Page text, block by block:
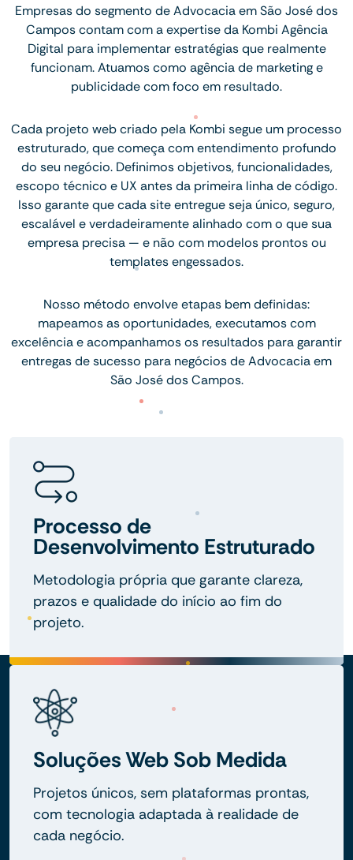
Empresas do segmento de Advocacia em São José dos
Campos contam com a expertise da Kombi Agência
Digital para implementar estratégias que realmente
funcionam. Atuamos como agência de marketing e
publicidade com foco em resultado.
Cada projeto web criado pela Kombi segue um processo
estruturado, que começa com entendimento profundo
do seu negócio. Definimos objetivos, funcionalidades,
escopo técnico e UX antes da primeira linha de código.
Isso garante que cada site entregue seja único, seguro,
escalável e verdadeiramente alinhado com o que sua
empresa precisa — e não com modelos prontos ou
templates engessados.
Nosso método envolve etapas bem definidas:
mapeamos as oportunidades, executamos com
excelência e acompanhamos os resultados para garantir
entregas de sucesso para negócios de Advocacia em
São José dos Campos.
Processo de
Desenvolvimento Estruturado
Metodologia própria que garante clareza,
prazos e qualidade do início ao fim do
projeto.
Soluções Web Sob Medida
Projetos únicos, sem plataformas prontas,
com tecnologia adaptada à realidade de
cada negócio.